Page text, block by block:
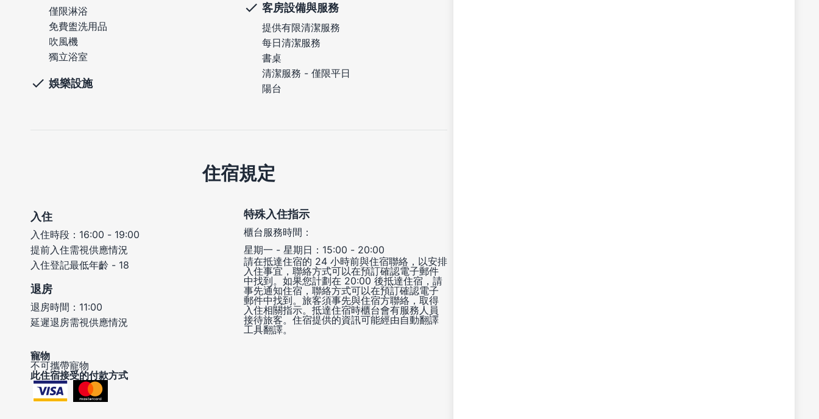
僅限淋浴
免費盥洗用品
吹風機
獨立浴室
娛樂設施
客房設備與服務
提供有限清潔服務
每日清潔服務
書桌
清潔服務 - 僅限平日
陽台
住宿規定
入住
入住時段：16:00 - 19:00
提前入住需視供應情況
入住登記最低年齡 - 18
退房
退房時間：11:00
延遲退房需視供應情況
特殊入住指示
櫃台服務時間：
星期一 - 星期日：15:00 - 20:00
請在抵達住宿的 24 小時前與住宿聯絡，以安排
入住事宜，聯絡方式可以在預訂確認電子郵件
中找到。如果您計劃在 20:00 後抵達住宿，請
事先通知住宿，聯絡方式可以在預訂確認電子
郵件中找到。旅客須事先與住宿方聯絡，取得
入住相關指示。抵達住宿時櫃台會有服務人員
接待旅客。住宿提供的資訊可能經由自動翻譯
工具翻譯。
寵物
不可攜帶寵物
此住宿接受的付款方式